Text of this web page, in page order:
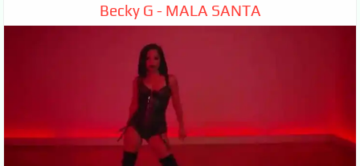
Becky G - MALA SANTA